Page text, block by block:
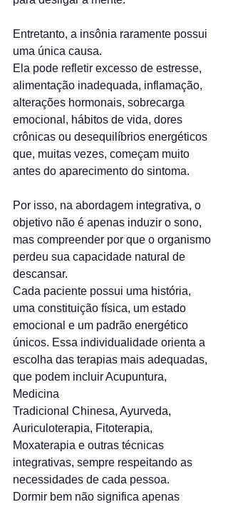
Entretanto, a insônia raramente possui
uma única causa.
Ela pode refletir excesso de estresse,
alimentação inadequada, inflamação,
alterações hormonais, sobrecarga
emocional, hábitos de vida, dores
crônicas ou desequilíbrios energéticos
que, muitas vezes, começam muito
antes do aparecimento do sintoma.
Por isso, na abordagem integrativa, o
objetivo não é apenas induzir o sono,
mas compreender por que o organismo
perdeu sua capacidade natural de
descansar.
Cada paciente possui uma história,
uma constituição física, um estado
emocional e um padrão energético
únicos. Essa individualidade orienta a
escolha das terapias mais adequadas,
que podem incluir Acupuntura,
Medicina
Tradicional Chinesa, Ayurveda,
Auriculoterapia, Fitoterapia,
Moxaterapia e outras técnicas
integrativas, sempre respeitando as
necessidades de cada pessoa.
Dormir bem não significa apenas